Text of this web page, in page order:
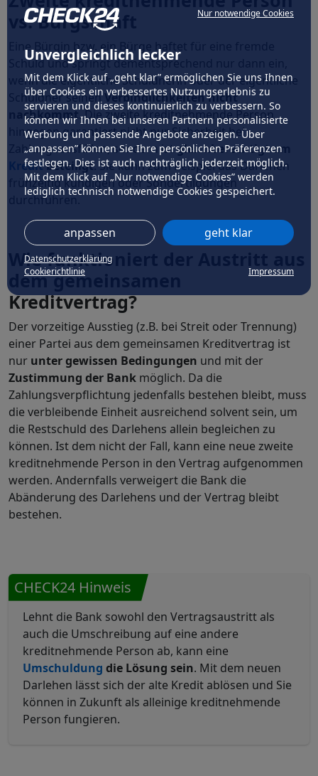
Nur notwendige Cookies
Unvergleichlich lecker
Mit dem Klick auf „geht klar” ermöglichen Sie uns Ihnen
über Cookies ein verbessertes Nutzungserlebnis zu
servieren und dieses kontinuierlich zu verbessern. So
können wir Ihnen bei unseren Partnern personalisierte
Werbung und passende Angebote anzeigen. Über
„anpassen” können Sie Ihre persönlichen Präferenzen
festlegen. Dies ist auch nachträglich jederzeit möglich.
Mit dem Klick auf „Nur notwendige Cookies” werden
lediglich technisch notwendige Cookies gespeichert.
anpassen geht klar
Datenschutzerklärung
Cookierichtlinie
Impressum
vs. Bürgschaft
Eine Bürgin bzw. ein Bürge haftet für eine fremde
Schuld und springt dementsprechend nur dann ein,
wenn die eigentliche Schuldnerin oder der eigentliche
Schuldner seinen Verbindlichkeiten nicht
nachkommt. Die zweite kreditnehmende Person
hingegen garantiert nicht nur Sicherheit bei
Zahlungsausfällen, sondern istgleichberechtigt am
Kreditbeteiligt. Sie kann zum Beispiel das Darlehen
frühzeitig kündigen oder Sondertilgungen
durchführen.
Wie funktioniert der Austritt aus
dem gemeinsamen
Kreditvertrag?
Der vorzeitige Ausstieg (z.B. bei Streit oder Trennung)
einer Partei aus dem gemeinsamen Kreditvertrag ist
nur unter gewissen Bedingungen und mit der
Zustimmung der Bank möglich. Da die
Zahlungsverpflichtung jedenfalls bestehen bleibt, muss
die verbleibende Einheit ausreichend solvent sein, um
die Restschuld des Darlehens allein begleichen zu
können. Ist dem nicht der Fall, kann eine neue zweite
kreditnehmende Person in den Vertrag aufgenommen
werden. Andernfalls verweigert die Bank die
Abänderung des Darlehens und der Vertrag bleibt
bestehen.
CHECK24 Hinweis
Lehnt die Bank sowohl den Vertragsaustritt als
auch die Umschreibung auf eine andere
kreditnehmende Person ab, kann eine
Umschuldung die Lösung sein. Mit dem neuen
Darlehen lässt sich der alte Kredit ablösen und Sie
können in Zukunft als alleinige kreditnehmende
Person fungieren.